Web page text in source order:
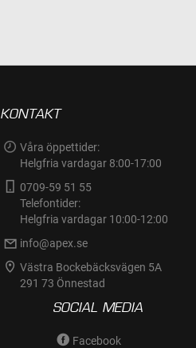
KONTAKT
Våra öppettider:
Helgfria vardagar 8:00-17:00
0709-59 51 55
Telefontider:
Helgfria vardagar 10:00-12:00
info@apex.se
Västra Bockebäcksvägen 5A
291 73 Önnestad
SOCIAL MEDIA
Facebook